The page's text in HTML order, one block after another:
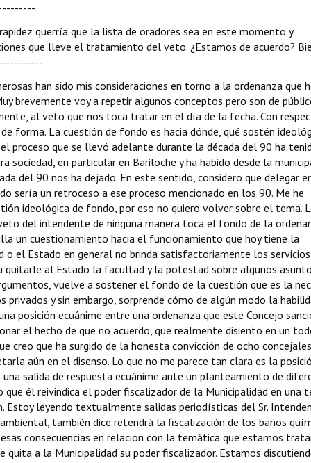
querría que la lista de oradores sea en este momento y
que lleve el tratamiento del veto. ¿Estamos de acuerdo?
han sido mis consideraciones en torno a la ordenanza que
brevemente voy a repetir algunos conceptos pero son de
al veto que nos toca tratar en el día de la fecha. Con
forma. La cuestión de fondo es hacia dónde, qué sostén
proceso que se llevó adelante durante la década del 90 ha
sociedad, en particular en Bariloche y ha habido desde la
del 90 nos ha dejado. En este sentido, considero que delegar
sería un retroceso a ese proceso mencionado en los 90. Me he
ideológica de fondo, por eso no quiero volver sobre el tema.
del intendente de ninguna manera toca el fondo de la
un cuestionamiento hacia el funcionamiento que hoy tiene la
o el Estado en general no brinda satisfactoriamente los
quitarle al Estado la facultad y la potestad sobre algunos
vuelve a sostener el fondo de la cuestión que es la
y sin embargo, sorprende cómo de algún modo la
posición ecuánime entre una ordenanza que este Concejo
el hecho de que no acuerdo, que realmente disiento en un
creo que ha surgido de la honesta convicción de ocho
aún en el disenso. Lo que no me parece tan clara es la
salida de respuesta ecuánime ante un planteamiento de
él reivindica el poder fiscalizador de la Municipalidad en una
Estoy leyendo textualmente salidas periodísticas del Sr.
también dice retendrá la fiscalización de los baños
consecuencias en relación con la temática que estamos
quita a la Municipalidad su poder fiscalizador. Estamos